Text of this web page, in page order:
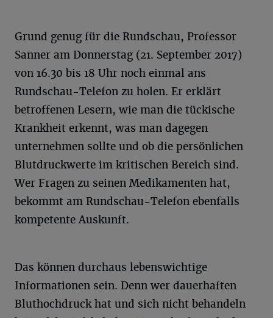
Grund genug für die Rundschau, Professor
Sanner am Donnerstag (21. September 2017)
von 16.30 bis 18 Uhr noch einmal ans
Rundschau-Telefon zu holen. Er erklärt
betroffenen Lesern, wie man die tückische
Krankheit erkennt, was man dagegen
unternehmen sollte und ob die persönlichen
Blutdruckwerte im kritischen Bereich sind.
Wer Fragen zu seinen Medikamenten hat,
bekommt am Rundschau-Telefon ebenfalls
kompetente Auskunft.
Das können durchaus lebenswichtige
Informationen sein. Denn wer dauerhaften
Bluthochdruck hat und sich nicht behandeln